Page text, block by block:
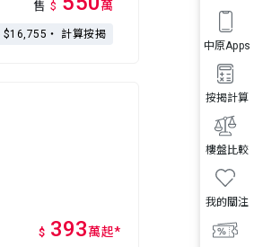
我的關注
樓盤比較
按揭計算
中原Apps
售 $ 萬
$16,755・ 計算按揭
$ 393萬起*